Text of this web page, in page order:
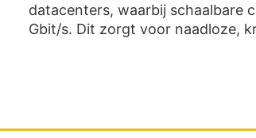
datacenters, waarbij schaalbare
Gbit/s. Dit zorgt voor naadloze,